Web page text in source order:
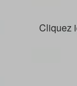
Cliquez